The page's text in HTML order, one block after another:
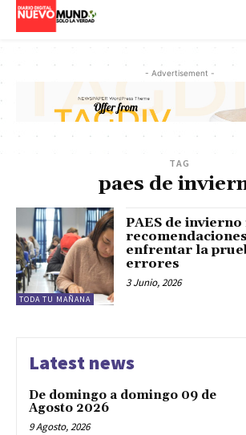
- Advertisement -
TAG
paes de
TODA TU MAÑANA
PAES de invierno
enfrentar la
errores
3 Junio, 2026
Latest news
De domingo a domingo 09 de
Agosto 2026
9 Agosto, 2026